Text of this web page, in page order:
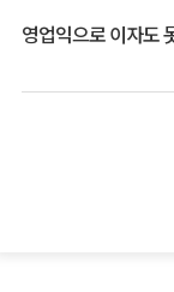
영업익으로 이자도